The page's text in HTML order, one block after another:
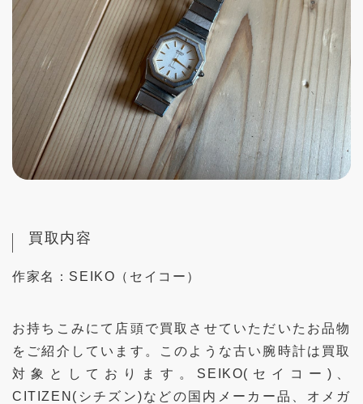
買取内容
作家名： SEIKO（セイコー）
お持ちこみにて店頭で買取させていただいたお品物
をご紹介しています。このような古い腕時計は買取
対象としております。SEIKO(セイコー)、
CITIZEN(シチズン)などの国内メーカー品、オメガ